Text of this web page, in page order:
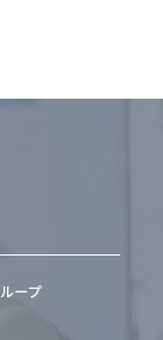
ープ